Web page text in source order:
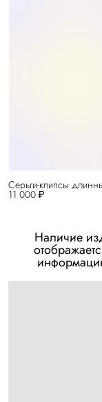
11 000 ₽
Серьги-клипсы
Наличие